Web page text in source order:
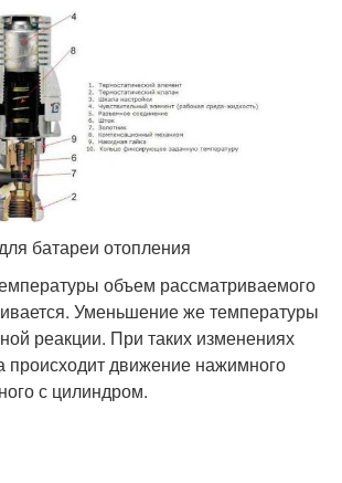
батареи отопления
объем рассматриваемого
Уменьшение же температуры
реакции. При таких изменениях
происходит движение нажимного
с цилиндром.